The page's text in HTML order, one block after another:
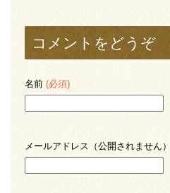
コメントをどうぞ
名前 (必須)
メールアドレス（公開されません）